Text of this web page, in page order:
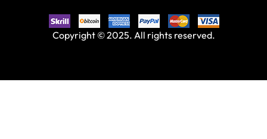
Copyright © 2025. All rights reserved.